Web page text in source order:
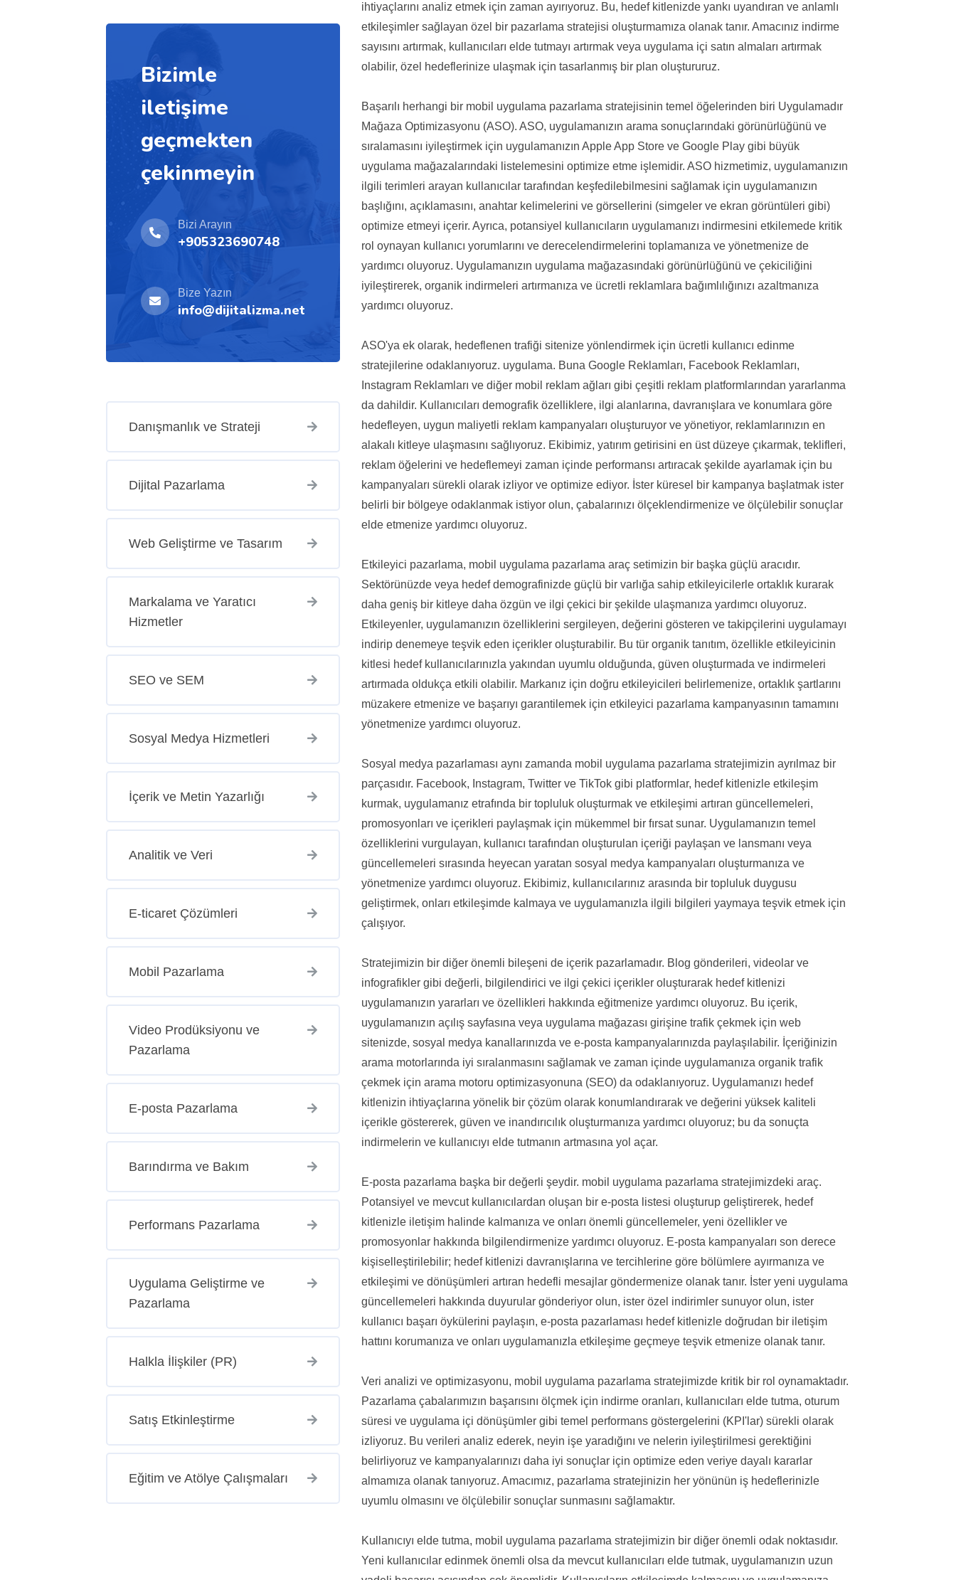
Bizimle
iletişime
geçmekten
çekinmeyin
Bizi Arayın
+905323690748
Bize Yazın
info@dijitalizma.net
Danışmanlık ve Strateji
Dijital Pazarlama
Web Geliştirme ve Tasarım
Markalama ve Yaratıcı
Hizmetler
SEO ve SEM
Sosyal Medya Hizmetleri
İçerik ve Metin Yazarlığı
Analitik ve Veri
E-ticaret Çözümleri
Mobil Pazarlama
Video Prodüksiyonu ve
Pazarlama
E-posta Pazarlama
Barındırma ve Bakım
Performans Pazarlama
Uygulama Geliştirme ve
Pazarlama
Halkla İlişkiler (PR)
Satış Etkinleştirme
Eğitim ve Atölye Çalışmaları
ihtiyaçlarını analiz etmek için zaman ayırıyoruz. Bu, hedef kitlenizde yankı uyandıran ve anlamlı
etkileşimler sağlayan özel bir pazarlama stratejisi oluşturmamıza olanak tanır. Amacınız indirme
sayısını artırmak, kullanıcıları elde tutmayı artırmak veya uygulama içi satın almaları artırmak
olabilir, özel hedeflerinize ulaşmak için tasarlanmış bir plan oluştururuz.
Başarılı herhangi bir mobil uygulama pazarlama stratejisinin temel öğelerinden biri Uygulamadır
Mağaza Optimizasyonu (ASO). ASO, uygulamanızın arama sonuçlarındaki görünürlüğünü ve
sıralamasını iyileştirmek için uygulamanızın Apple App Store ve Google Play gibi büyük
uygulama mağazalarındaki listelemesini optimize etme işlemidir. ASO hizmetimiz, uygulamanızın
ilgili terimleri arayan kullanıcılar tarafından keşfedilebilmesini sağlamak için uygulamanızın
başlığını, açıklamasını, anahtar kelimelerini ve görsellerini (simgeler ve ekran görüntüleri gibi)
optimize etmeyi içerir. Ayrıca, potansiyel kullanıcıların uygulamanızı indirmesini etkilemede kritik
rol oynayan kullanıcı yorumlarını ve derecelendirmelerini toplamanıza ve yönetmenize de
yardımcı oluyoruz. Uygulamanızın uygulama mağazasındaki görünürlüğünü ve çekiciliğini
iyileştirerek, organik indirmeleri artırmanıza ve ücretli reklamlara bağımlılığınızı azaltmanıza
yardımcı oluyoruz.
ASO'ya ek olarak, hedeflenen trafiği sitenize yönlendirmek için ücretli kullanıcı edinme
stratejilerine odaklanıyoruz. uygulama. Buna Google Reklamları, Facebook Reklamları,
Instagram Reklamları ve diğer mobil reklam ağları gibi çeşitli reklam platformlarından yararlanma
da dahildir. Kullanıcıları demografik özelliklere, ilgi alanlarına, davranışlara ve konumlara göre
hedefleyen, uygun maliyetli reklam kampanyaları oluşturuyor ve yönetiyor, reklamlarınızın en
alakalı kitleye ulaşmasını sağlıyoruz. Ekibimiz, yatırım getirisini en üst düzeye çıkarmak, teklifleri,
reklam öğelerini ve hedeflemeyi zaman içinde performansı artıracak şekilde ayarlamak için bu
kampanyaları sürekli olarak izliyor ve optimize ediyor. İster küresel bir kampanya başlatmak ister
belirli bir bölgeye odaklanmak istiyor olun, çabalarınızı ölçeklendirmenize ve ölçülebilir sonuçlar
elde etmenize yardımcı oluyoruz.
Etkileyici pazarlama, mobil uygulama pazarlama araç setimizin bir başka güçlü aracıdır.
Sektörünüzde veya hedef demografinizde güçlü bir varlığa sahip etkileyicilerle ortaklık kurarak
daha geniş bir kitleye daha özgün ve ilgi çekici bir şekilde ulaşmanıza yardımcı oluyoruz.
Etkileyenler, uygulamanızın özelliklerini sergileyen, değerini gösteren ve takipçilerini uygulamayı
indirip denemeye teşvik eden içerikler oluşturabilir. Bu tür organik tanıtım, özellikle etkileyicinin
kitlesi hedef kullanıcılarınızla yakından uyumlu olduğunda, güven oluşturmada ve indirmeleri
artırmada oldukça etkili olabilir. Markanız için doğru etkileyicileri belirlemenize, ortaklık şartlarını
müzakere etmenize ve başarıyı garantilemek için etkileyici pazarlama kampanyasının tamamını
yönetmenize yardımcı oluyoruz.
Sosyal medya pazarlaması aynı zamanda mobil uygulama pazarlama stratejimizin ayrılmaz bir
parçasıdır. Facebook, Instagram, Twitter ve TikTok gibi platformlar, hedef kitlenizle etkileşim
kurmak, uygulamanız etrafında bir topluluk oluşturmak ve etkileşimi artıran güncellemeleri,
promosyonları ve içerikleri paylaşmak için mükemmel bir fırsat sunar. Uygulamanızın temel
özelliklerini vurgulayan, kullanıcı tarafından oluşturulan içeriği paylaşan ve lansmanı veya
güncellemeleri sırasında heyecan yaratan sosyal medya kampanyaları oluşturmanıza ve
yönetmenize yardımcı oluyoruz. Ekibimiz, kullanıcılarınız arasında bir topluluk duygusu
geliştirmek, onları etkileşimde kalmaya ve uygulamanızla ilgili bilgileri yaymaya teşvik etmek için
çalışıyor.
Stratejimizin bir diğer önemli bileşeni de içerik pazarlamadır. Blog gönderileri, videolar ve
infografikler gibi değerli, bilgilendirici ve ilgi çekici içerikler oluşturarak hedef kitlenizi
uygulamanızın yararları ve özellikleri hakkında eğitmenize yardımcı oluyoruz. Bu içerik,
uygulamanızın açılış sayfasına veya uygulama mağazası girişine trafik çekmek için web
sitenizde, sosyal medya kanallarınızda ve e-posta kampanyalarınızda paylaşılabilir. İçeriğinizin
arama motorlarında iyi sıralanmasını sağlamak ve zaman içinde uygulamanıza organik trafik
çekmek için arama motoru optimizasyonuna (SEO) da odaklanıyoruz. Uygulamanızı hedef
kitlenizin ihtiyaçlarına yönelik bir çözüm olarak konumlandırarak ve değerini yüksek kaliteli
içerikle göstererek, güven ve inandırıcılık oluşturmanıza yardımcı oluyoruz; bu da sonuçta
indirmelerin ve kullanıcıyı elde tutmanın artmasına yol açar.
E-posta pazarlama başka bir değerli şeydir. mobil uygulama pazarlama stratejimizdeki araç.
Potansiyel ve mevcut kullanıcılardan oluşan bir e-posta listesi oluşturup geliştirerek, hedef
kitlenizle iletişim halinde kalmanıza ve onları önemli güncellemeler, yeni özellikler ve
promosyonlar hakkında bilgilendirmenize yardımcı oluyoruz. E-posta kampanyaları son derece
kişiselleştirilebilir; hedef kitlenizi davranışlarına ve tercihlerine göre bölümlere ayırmanıza ve
etkileşimi ve dönüşümleri artıran hedefli mesajlar göndermenize olanak tanır. İster yeni uygulama
güncellemeleri hakkında duyurular gönderiyor olun, ister özel indirimler sunuyor olun, ister
kullanıcı başarı öykülerini paylaşın, e-posta pazarlaması hedef kitlenizle doğrudan bir iletişim
hattını korumanıza ve onları uygulamanızla etkileşime geçmeye teşvik etmenize olanak tanır.
Veri analizi ve optimizasyonu, mobil uygulama pazarlama stratejimizde kritik bir rol oynamaktadır.
Pazarlama çabalarımızın başarısını ölçmek için indirme oranları, kullanıcıları elde tutma, oturum
süresi ve uygulama içi dönüşümler gibi temel performans göstergelerini (KPI'lar) sürekli olarak
izliyoruz. Bu verileri analiz ederek, neyin işe yaradığını ve nelerin iyileştirilmesi gerektiğini
belirliyoruz ve kampanyalarınızı daha iyi sonuçlar için optimize eden veriye dayalı kararlar
almamıza olanak tanıyoruz. Amacımız, pazarlama stratejinizin her yönünün iş hedeflerinizle
uyumlu olmasını ve ölçülebilir sonuçlar sunmasını sağlamaktır.
Kullanıcıyı elde tutma, mobil uygulama pazarlama stratejimizin bir diğer önemli odak noktasıdır.
Yeni kullanıcılar edinmek önemli olsa da mevcut kullanıcıları elde tutmak, uygulamanızın uzun